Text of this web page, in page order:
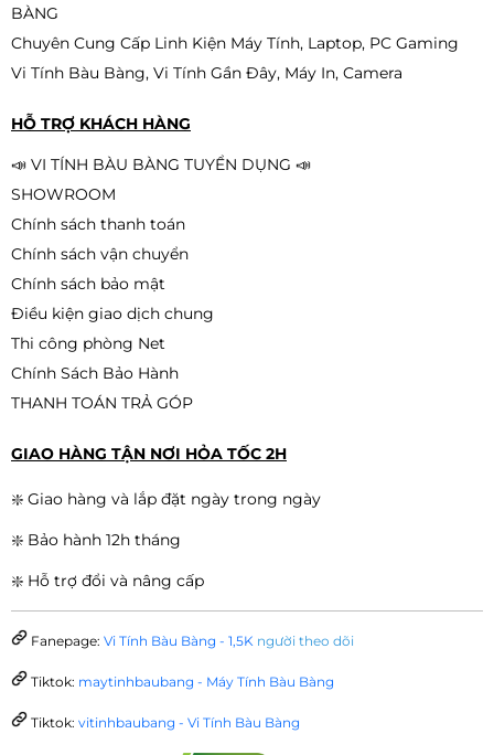
BÀNG
Chuyên Cung Cấp Linh Kiện Máy Tính, Laptop, PC Gaming
Vi Tính Bàu Bàng, Vi Tính Gần Đây, Máy In, Camera
HỖ TRỢ KHÁCH HÀNG
📣 VI TÍNH BÀU BÀNG TUYỂN DỤNG 📣
SHOWROOM
Chính sách thanh toán
Chính sách vận chuyển
Chính sách bảo mật
Điều kiện giao dịch chung
Thi công phòng Net
Chính Sách Bảo Hành
THANH TOÁN TRẢ GÓP
GIAO HÀNG TẬN NƠI HỎA TỐC 2H
❇️ Giao hàng và lắp đặt ngày trong ngày
❇️ Bảo hành 12h tháng
❇️ Hỗ trợ đổi và nâng cấp
Fanepage: Vi Tính Bàu Bàng - 1,5K người theo dõi
Tiktok: maytinhbaubang - Máy Tính Bàu Bàng
Tiktok: vitinhbaubang - Vi Tính Bàu Bàng